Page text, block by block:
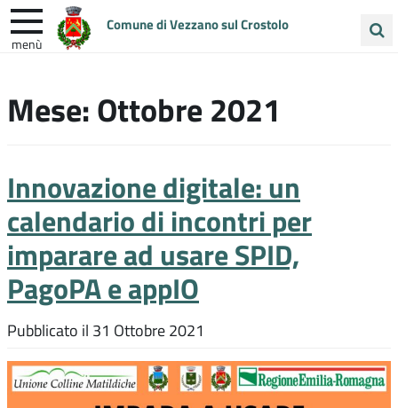
Comune di Vezzano sul Crostolo
menù
sito
UNIONE COLLINE MATILDICHE
Mese:Ottobre 2021
Innovazione digitale: un
calendario di incontri per
imparare ad usare SPID,
PagoPA e appIO
Pubblicato il 31 Ottobre 2021